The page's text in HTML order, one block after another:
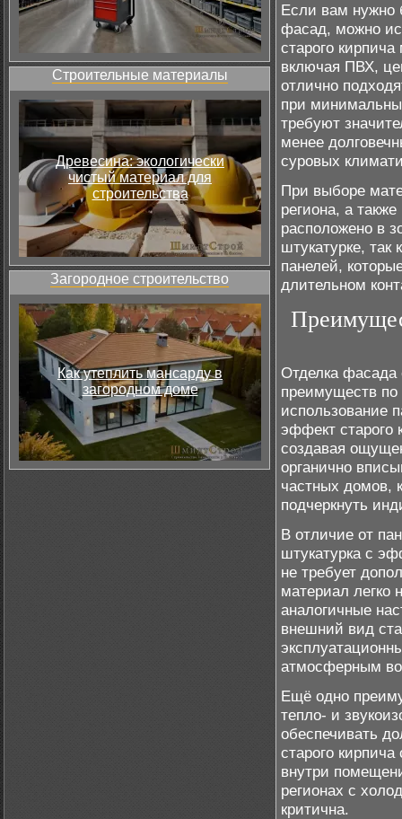
Строительные материалы
Древесина: экологически
чистый материал для
строительства
Загородное строительство
Как утеплить мансарду в
загородном доме
Если вам
фасад, можно
старого
включая ПВХ,
отлично
при
требуют
менее
суровых
При выборе
региона, а
расположено в
штукатурке, так
панелей,
длительном
Отделка фасада
преимуществ по
использование
эффект старого
создавая
органично
частных домов,
подчеркнуть
В отличие от
штукатурка с
не требует
материал легко
аналогичные
внешний вид
атмосферным
Ещё одно
тепло- и
обеспечивать
старого
внутри
регионах с
критична.